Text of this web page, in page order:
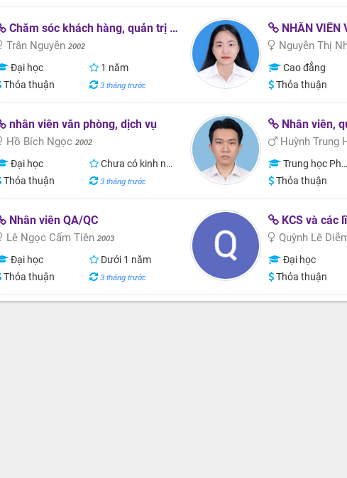
Chăm sóc khách hàng, quản trị kinh doanh. marketing.
Trân Nguyễn 2002
Đại học
1 năm
Thỏa thuận
3 tháng trước
NHÂN VIÊN
Nguyễn Thị
Cao đẳng
Thỏa thuận
nhân viên văn phòng, dịch vụ
Hồ Bích Ngọc 2002
Đại học
Chưa có kinh nghiệm
Thỏa thuận
3 tháng trước
Nhân viên,
Huỳnh Trung
Trung học Phổ thông
Thỏa thuận
Nhân viên QA/QC
Lê Ngọc Cẩm Tiên 2003
Đại học
Dưới 1 năm
Thỏa thuận
3 tháng trước
KCS và các
Quỳnh Lê
Đại học
Thỏa thuận